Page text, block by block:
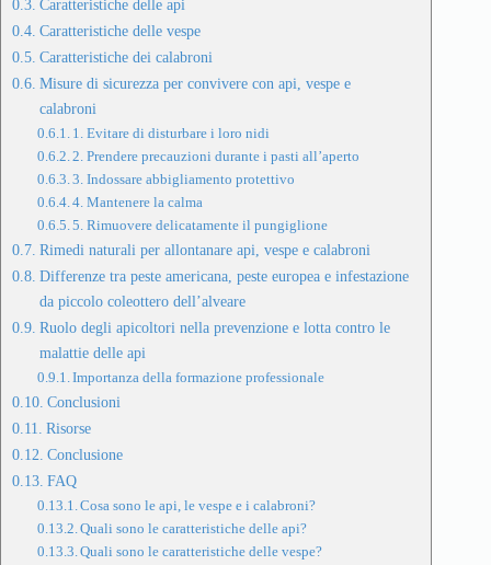
Caratteristiche delle api
Caratteristiche delle vespe
Caratteristiche dei calabroni
Misure di sicurezza per convivere con api, vespe e
calabroni
1. Evitare di disturbare i loro nidi
2. Prendere precauzioni durante i pasti all’aperto
3. Indossare abbigliamento protettivo
4. Mantenere la calma
5. Rimuovere delicatamente il pungiglione
Rimedi naturali per allontanare api, vespe e calabroni
Differenze tra peste americana, peste europea e infestazione
da piccolo coleottero dell’alveare
Ruolo degli apicoltori nella prevenzione e lotta contro le
malattie delle api
Importanza della formazione professionale
Conclusioni
Risorse
Conclusione
FAQ
Cosa sono le api, le vespe e i calabroni?
Quali sono le caratteristiche delle api?
Quali sono le caratteristiche delle vespe?